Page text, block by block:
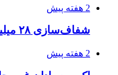
2 هفته پیش
شفاف‌سازی ۲۸ میلیارد یورو تعهدات ارزی
2 هفته پیش